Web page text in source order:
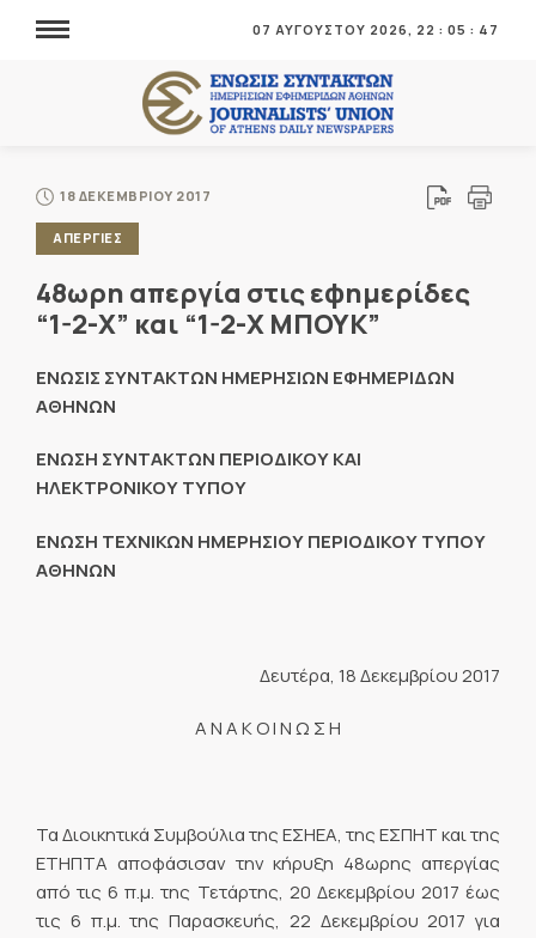
07 ΑΥΓΟΥΣΤΟΥ 2026, 22 : 05 : 47
18 ΔΕΚΕΜΒΡΙΟΥ 2017
ΑΠΕΡΓΙΕΣ
48ωρη απεργία στις εφημερίδες
“1-2-Χ” και “1-2-Χ ΜΠΟΥΚ”
ΕΝΩΣΙΣ ΣΥΝΤΑΚΤΩΝ ΗΜΕΡΗΣΙΩΝ ΕΦΗΜΕΡΙΔΩΝ
ΑΘΗΝΩΝ
ΕΝΩΣΗ ΣΥΝΤΑΚΤΩΝ ΠΕΡΙΟΔΙΚΟΥ ΚΑΙ
ΗΛΕΚΤΡΟΝΙΚΟΥ ΤΥΠΟΥ
ΕΝΩΣΗ ΤΕΧΝΙΚΩΝ ΗΜΕΡΗΣΙΟΥ ΠΕΡΙΟΔΙΚΟΥ ΤΥΠΟΥ
ΑΘΗΝΩΝ
Δευτέρα, 18 Δεκεμβρίου 2017
Α Ν Α Κ Ο Ι Ν Ω Σ Η
Τα Διοικητικά Συμβούλια της ΕΣΗΕΑ, της ΕΣΠΗΤ και της
ΕΤΗΠΤΑ αποφάσισαν την κήρυξη 48ωρης απεργίας
από τις 6 π.μ. της Τετάρτης, 20 Δεκεμβρίου 2017 έως
τις 6 π.μ. της Παρασκευής, 22 Δεκεμβρίου 2017 για